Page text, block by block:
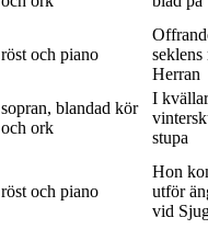
röst och piano
Herran
sopran, blandad kör
och ork
I
stupa
röst och piano
Hon
utför
vid